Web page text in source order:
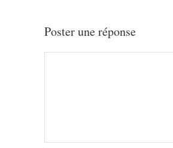
Poster une réponse